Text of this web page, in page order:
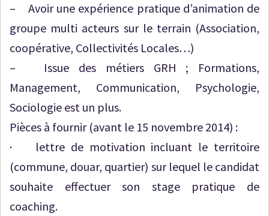
– Avoir une expérience pratique d’animation de
groupe multi acteurs sur le terrain (Association,
coopérative, Collectivités Locales…)
– Issue des métiers GRH ; Formations,
Management, Communication, Psychologie,
Sociologie est un plus.
Pièces à fournir (avant le 15 novembre 2014) :
· lettre de motivation incluant le territoire
(commune, douar, quartier) sur lequel le candidat
souhaite effectuer son stage pratique de
coaching.